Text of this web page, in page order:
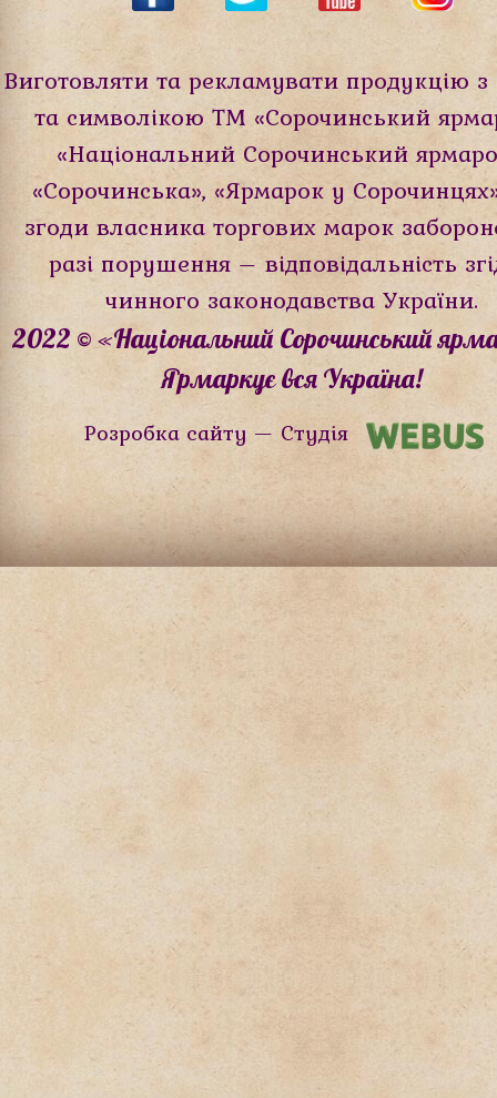
Виготовляти та рекламувати продукцію
та символікою ТМ «Сорочинський
«Національний Сорочинський
«Сорочинська», «Ярмарок у
згоди власника торгових марок
разі порушення – відповідальність
чинного законодавства України.
2022 © «Національний Сорочинський
Ярмаркує вся Україна!
Розробка сайту — Студія